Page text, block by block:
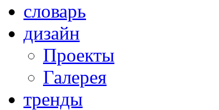
словарь
дизайн
Проекты
Галерея
тренды